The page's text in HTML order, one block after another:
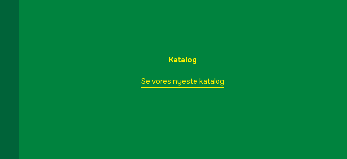
Katalog
Se vores nyeste katalog